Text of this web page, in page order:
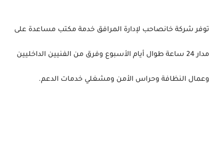
توفر شركة خانصاحب لإدارة المرافق خدمة مكتب مساعدة على
مدار 24 ساعة طوال أيام الأسبوع وفرق من الفنيين الداخليين
وعمال النظافة وحراس الأمن ومشغلي خدمات الدعم.